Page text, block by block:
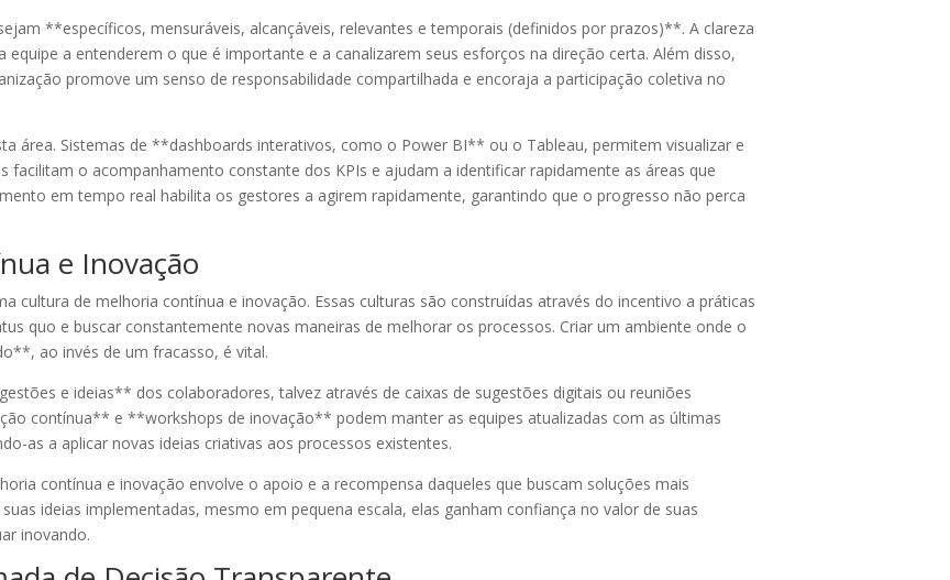
**específicos, mensuráveis, alcançáveis, relevantes e temporais (definidos por prazos)**. A clareza
a entenderem o que é importante e a canalizarem seus esforços na direção certa. Além disso,
promove um senso de responsabilidade compartilhada e encoraja a participação coletiva no
área. Sistemas de **dashboards interativos, como o Power BI** ou o Tableau, permitem visualizar e
facilitam o acompanhamento constante dos KPIs e ajudam a identificar rapidamente as áreas que
em tempo real habilita os gestores a agirem rapidamente, garantindo que o progresso não perca
e Inovação
cultura de melhoria contínua e inovação. Essas culturas são construídas através do incentivo a práticas
quo e buscar constantemente novas maneiras de melhorar os processos. Criar um ambiente onde o
ao invés de um fracasso, é vital.
e ideias** dos colaboradores, talvez através de caixas de sugestões digitais ou reuniões
contínua** e **workshops de inovação** podem manter as equipes atualizadas com as últimas
as a aplicar novas ideias criativas aos processos existentes.
contínua e inovação envolve o apoio e a recompensa daqueles que buscam soluções mais
ideias implementadas, mesmo em pequena escala, elas ganham confiança no valor de suas
inovando.